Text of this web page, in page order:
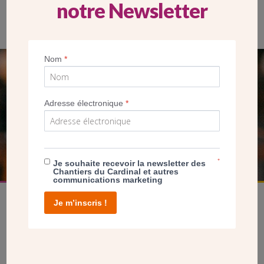
Le père Eric Courtois est curé du groupement paroissial
SEUL VOTRE DON
NOUS PERMET D’AGIR
notre Newsletter
Nom*
Adresse électronique*
Je souhaite recevoir la newsletter des
Chantiers du Cardinal et autres
communications marketing
*
Je m’inscris !